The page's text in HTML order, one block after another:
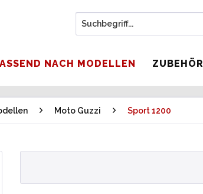
NACH MODELLEN ZUBEHÖR
Moto Guzzi Sport 1200